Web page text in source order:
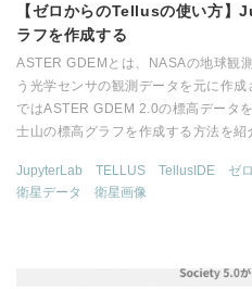
【ゼロからのTellusの使い方
ラフを作成する
ASTER GDEMとは、NASAの地球観
う光学センサの観測データを元に作
ではASTER GDEM 2.0の標高データ
士山の標高グラフを作成する方法を紹
JupyterLab TELLUS TellusIDE ゼ
衛星データ
衛星画像